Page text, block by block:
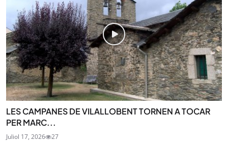
LES CAMPANES DE VILALLOBENT TORNEN A TOCAR
PER MARC...
Juliol 17, 2026 27